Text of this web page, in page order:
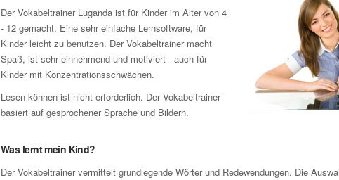
Der Vokabeltrainer Luganda ist für Kinder im Alter von 4
- 12 gemacht. Eine sehr einfache Lernsoftware, für
Kinder leicht zu benutzen. Der Vokabeltrainer macht
Spaß, ist sehr einnehmend und motiviert - auch für
Kinder mit Konzentrationsschwächen.
Lesen können ist nicht erforderlich. Der Vokabeltrainer
basiert auf gesprochener Sprache und Bildern.
Was lernt mein Kind?
Der Vokabeltrainer vermittelt grundlegende Wörter und Redewendungen. Die